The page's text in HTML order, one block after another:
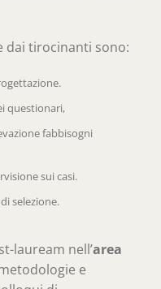
dai tirocinanti sono:
questionari,
fabbisogni
sui casi.
selezione.
lauream nell’area
e